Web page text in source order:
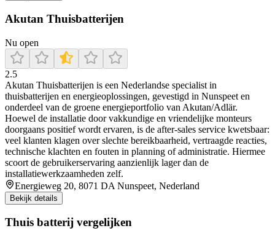
Akutan Thuisbatterijen
Nu open
2.5
Akutan Thuisbatterijen is een Nederlandse specialist in
thuisbatterijen en energieoplossingen, gevestigd in Nunspeet en
onderdeel van de groene energieportfolio van Akutan/Adlär.
Hoewel de installatie door vakkundige en vriendelijke monteurs
doorgaans positief wordt ervaren, is de after-sales service kwetsbaar:
veel klanten klagen over slechte bereikbaarheid, vertraagde reacties,
technische klachten en fouten in planning of administratie. Hiermee
scoort de gebruikerservaring aanzienlijk lager dan de
installatiewerkzaamheden zelf.
Energieweg 20, 8071 DA Nunspeet, Nederland
Bekijk details
Thuis batterij vergelijken